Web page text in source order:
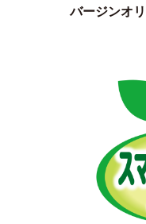
バージンオ